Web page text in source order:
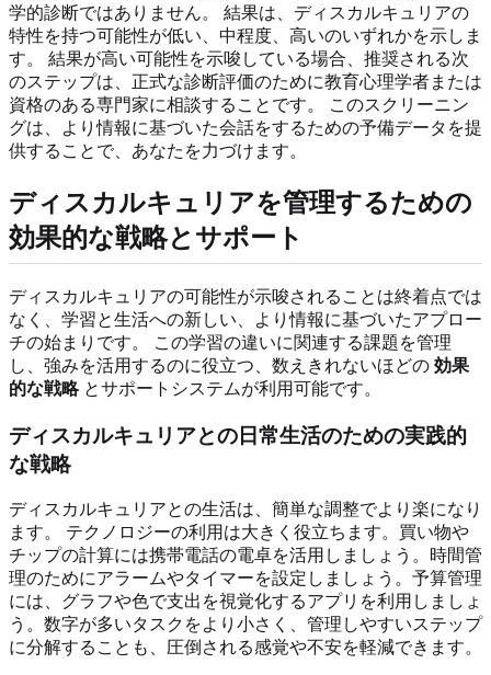
学的診断ではありません。 結果は、ディスカルキュリアの
特性を持つ可能性が低い、中程度、高いのいずれかを示しま
す。 結果が高い可能性を示唆している場合、推奨される次
のステップは、正式な診断評価のために教育心理学者または
資格のある専門家に相談することです。 このスクリーニン
グは、より情報に基づいた会話をするための予備データを提
供することで、あなたを力づけます。
ディスカルキュリアを管理するための
効果的な戦略とサポート
ディスカルキュリアの可能性が示唆されることは終着点では
なく、学習と生活への新しい、より情報に基づいたアプロー
チの始まりです。 この学習の違いに関連する課題を管理
し、強みを活用するのに役立つ、数えきれないほどの 効果
的な戦略とサポートシステムが利用可能です。
ディスカルキュリアとの日常生活のための実践的
な戦略
ディスカルキュリアとの生活は、簡単な調整でより楽になり
ます。 テクノロジーの利用は大きく役立ちます。買い物や
チップの計算には携帯電話の電卓を活用しましょう。時間管
理のためにアラームやタイマーを設定しましょう。予算管理
には、グラフや色で支出を視覚化するアプリを利用しましょ
う。数字が多いタスクをより小さく、管理しやすいステップ
に分解することも、圧倒される感覚や不安を軽減できます。